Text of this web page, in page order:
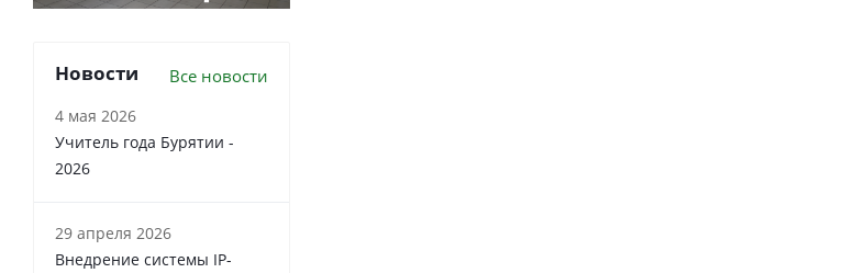
Новости Все новости
4 мая 2026
Учитель года Бурятии -
2026
29 апреля 2026
Внедрение системы IP-